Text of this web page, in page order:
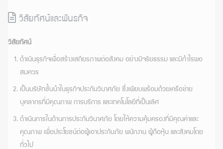
วิสัยทัศน์และพันธกิจ
วิสัยทัศน์
ดำเนินธุรกิจเพื่อสร้างเสถียรภาพต่อสังคม อย่างมีจริยธรรม และมีกำไรพอ
สมควร
เป็นบริษัทชั้นนำในธุรกิจประกันวินาศภัย ซึ่งเพียบพร้อมด้วยเครือข่าย
บุคลากรที่มีคุณภาพ การบริการ และเทคโนโลยีที่เป็นเลิศ
ดำเนินการในด้านการประกันวินาศภัย โดยให้ความคุ้มครองที่มีคุณค่าและ
คุณภาพ เพื่อประโยชน์ต่อผู้เอาประกันภัย พนักงาน ผู้ถือหุ้น และสังคมโดย
ทั่วไป